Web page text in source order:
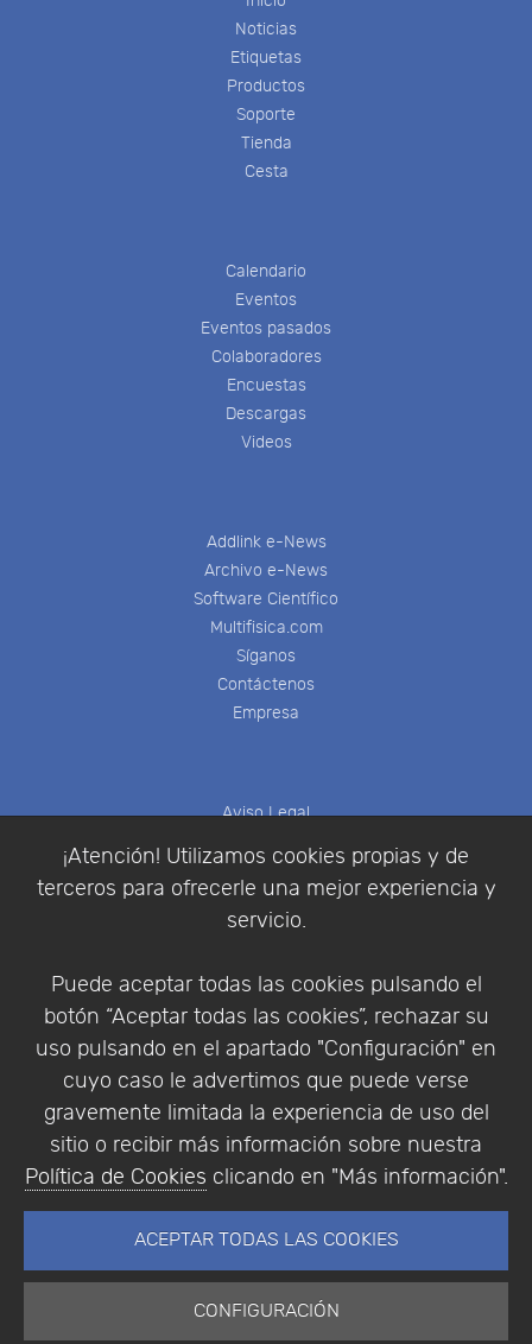
¡Atención! Utilizamos cookies propias y de
terceros para ofrecerle una mejor experiencia y
servicio.
Puede aceptar todas las cookies pulsando el
botón “Aceptar todas las cookies”, rechazar su
uso pulsando en el apartado "Configuración" en
cuyo caso le advertimos que puede verse
gravemente limitada la experiencia de uso del
sitio o recibir más información sobre nuestra
Política de Cookies clicando en "Más información".
ACEPTAR TODAS LAS COOKIES
CONFIGURACIÓN
Noticias
Etiquetas
Productos
Soporte
Tienda
Cesta
Calendario
Eventos
Eventos pasados
Colaboradores
Encuestas
Descargas
Videos
Addlink e-News
Archivo e-News
Software Científico
Multifisica.com
Síganos
Contáctenos
Empresa
Aviso Legal
Política de Privacidad
Condiciones de compra
Identificarse
Empresa|Aviso Legal| Política de Privacidad |
Política de Cookies
© Copyright 1994 - 2026. Addlink Software
Científico, S.L.
Portugal.